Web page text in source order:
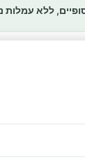
ללא עמלות